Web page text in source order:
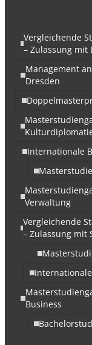
Vergleichende
– Zulassung mit
Management
Dresden
Internationale
Verwaltung
Vergleichende
– Zulassung mit
Business